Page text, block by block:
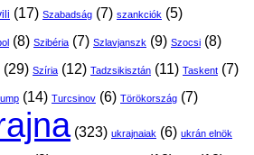
(17) Szabadság (7) szankciók (5)
(8) Szibéria (7) Szlavjanszk (9) Szocsi (8)
(29) Szíria (12) Tadzsikisztán (11) Taskent (7)
(14) Turcsinov (6) Törökország (7)
(323) ukrajnaiak (6) ukrán elnök